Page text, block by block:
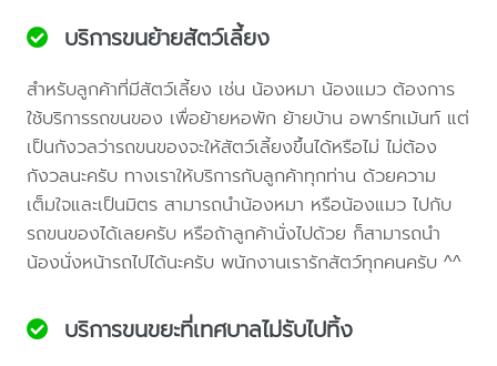
บริการขนย้ายสัตว์เลี้ยง
สำหรับลูกค้าที่มีสัตว์เลี้ยง เช่น น้องหมา น้องแมว ต้องการ
ใช้บริการรถขนของ เพื่อย้ายหอพัก ย้ายบ้าน อพาร์ทเม้นท์ แต่
เป็นกังวลว่ารถขนของจะให้สัตว์เลี้ยงขึ้นได้หรือไม่ ไม่ต้อง
กังวลนะครับ ทางเราให้บริการกับลูกค้าทุกท่าน ด้วยความ
เต็มใจและเป็นมิตร สามารถนำน้องหมา หรือน้องแมว ไปกับ
รถขนของได้เลยครับ หรือถ้าลูกค้านั่งไปด้วย ก็สามารถนำ
น้องนั่งหน้ารถไปได้นะครับ พนักงานเรารักสัตว์ทุกคนครับ ^^
บริการขนขยะที่เทศบาลไม่รับไปทิ้ง